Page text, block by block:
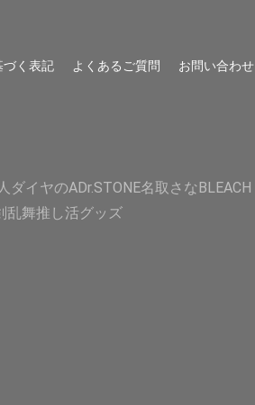
づく表記 よくあるご質問 お問い合わせ
ダイヤのADr.STONE名取さな BLEACH
乱舞推し活グッズ